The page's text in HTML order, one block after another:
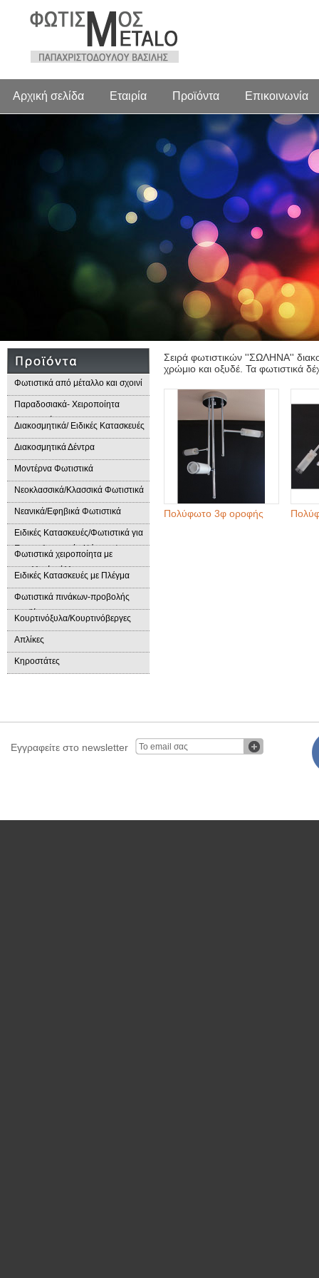
Αρχική σελίδα Εταιρία Προϊόντα Επικοινωνία
Φωτιστικά από μέταλλο και σχοινί
Παραδοσιακά- Χειροποίητα
Φωτιστικά
Διακοσμητικά/ Ειδικές Κατασκευές
Διακοσμητικά Δέντρα
Μοντέρνα Φωτιστικά
Νεοκλασσικά/Κλασσικά Φωτιστικά
Νεανικά/Εφηβικά Φωτιστικά
Ειδικές Κατασκευές/Φωτιστικά για
Επαγγελματικούς Χώρους/
Παραδοσιακά Φωτιστικά
Φωτιστικά χειροποίητα με
μεταλλικά φύλλα
Ειδικές Κατασκευές με Πλέγμα
Φωτιστικά πινάκων-προβολής
προϊόντων
Κουρτινόξυλα/Κουρτινόβεργες
Απλίκες
Κηροστάτες
Σειρά φωτιστικών ''ΣΩΛΗΝΑ''
χρώμιο και οξυδέ. Τα φωτιστικά
Πολύφωτο 3φ οροφής
Εγγραφείτε στο newsletter